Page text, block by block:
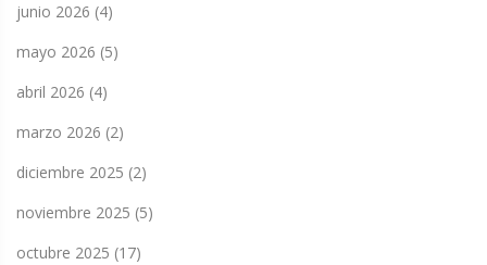
junio 2026 (4)
mayo 2026 (5)
abril 2026 (4)
marzo 2026 (2)
diciembre 2025 (2)
noviembre 2025 (5)
octubre 2025 (17)